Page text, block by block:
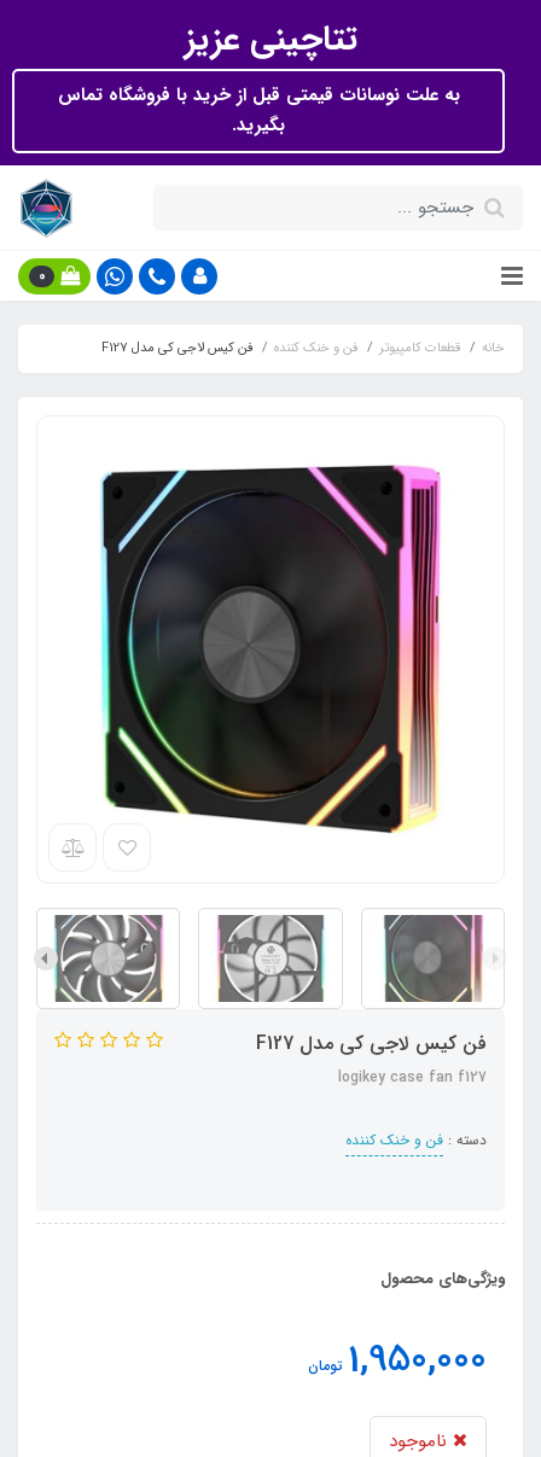
تتاچینی عزیز
به علت نوسانات قیمتی قبل از خرید با فروشگاه تماس
بگیرید.
0
خانه قطعات کامپیوتر فن و خنک کننده فن کیس لاجی کی مدل F127
فن کیس لاجی کی مدل F127
logikey case fan f127
دسته : فن و خنک کننده
ویژگی‌های محصول
1,950,000 تومان
ناموجود